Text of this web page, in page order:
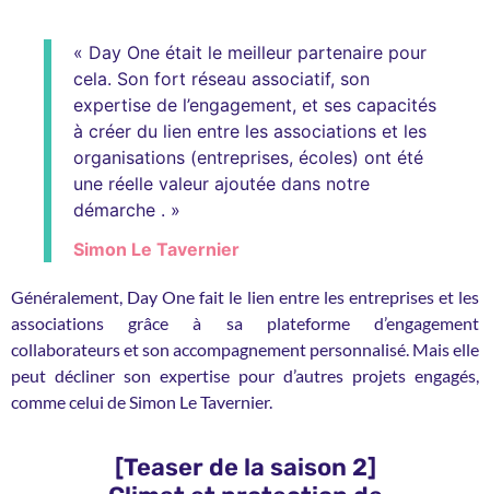
« Day One était le meilleur partenaire pour
cela. Son fort réseau associatif, son
expertise de l’engagement, et ses capacités
à créer du lien entre les associations et les
organisations (entreprises, écoles) ont été
une réelle valeur ajoutée dans notre
démarche . »
Simon Le Tavernier
Généralement, Day One fait le lien entre les entreprises et les
associations grâce à sa plateforme d’engagement
collaborateurs et son accompagnement personnalisé. Mais elle
peut décliner son expertise pour d’autres projets engagés,
comme celui de Simon Le Tavernier.
[Teaser de la saison 2]